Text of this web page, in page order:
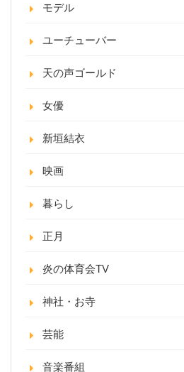
モデル
ユーチューバー
天の声ゴールド
女優
新垣結衣
映画
暮らし
正月
炎の体育会TV
神社・お寺
芸能
音楽番組